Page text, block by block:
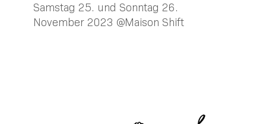
Samstag 25. und Sonntag 26.
November 2023 @Maison Shift